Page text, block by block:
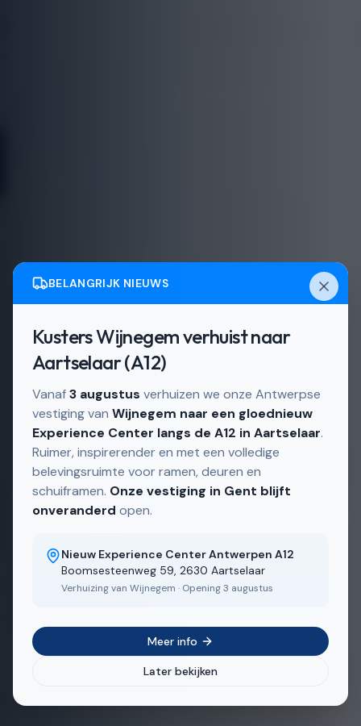
BELANGRIJK NIEUWS
Kusters Wijnegem verhuist naar
Aartselaar (A12)
Vanaf3 augustus verhuizen we onze Antwerpse
vestiging van Wijnegem naar een gloednieuw
Experience Center langs de A12 in Aartselaar.
Ruimer, inspirerender en met een volledige
belevingsruimte voor ramen, deuren en
schuiframen. Onze vestiging in Gent blijft
onveranderd open.
Nieuw Experience Center Antwerpen A12
Boomsesteenweg 59, 2630 Aartselaar
Verhuizing van Wijnegem · Opening 3 augustus
Meer info
Later bekijken
Actief inAntwerpen en omgeving
Schuiframen in
Antwerpen
Schuiframen, op maat gemaakt in onze eigen
Belgische fabriek.
Ontdek ons aanbod
Bekijk realisaties